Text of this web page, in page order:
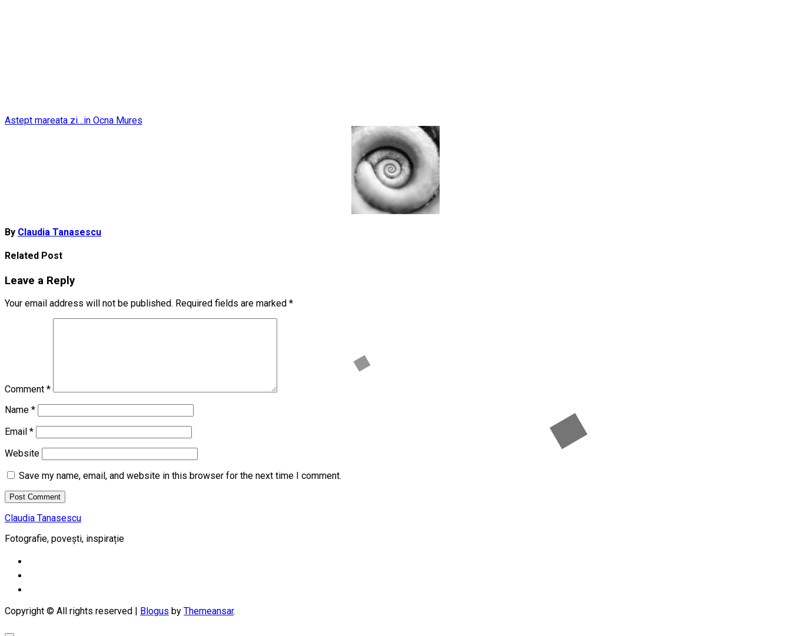
Post
Astept mareata zi…in Ocna Mures
By Claudia Tanasescu
Related Post
Leave a Reply
Your email address will not be published. Required fields are marked *
Comment *
Name *
Email *
Website
Save my name, email, and website in this browser for the next time I comment.
Claudia Tanasescu
Fotografie, povești, inspirație
Copyright © All rights reserved Blogus by Themeansar.